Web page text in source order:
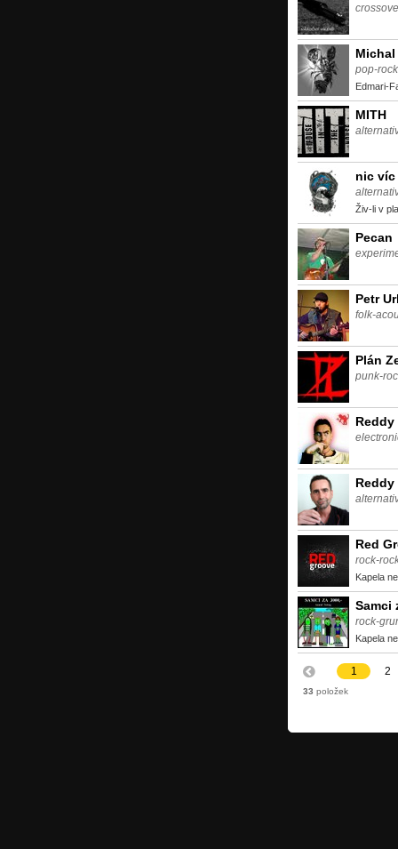
Michal
pop-rock
Edmari-
MITH
nic víc
Živ-li v
Pecan
Petr
folk-
Plán
punk-
Reddy
Reddy
Red
rock-
Kapela
Samci
rock-
Kapela
1 2
33 položek